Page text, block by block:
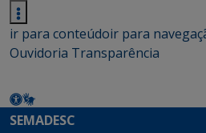
ir para conteúdoir para
Ouvidoria Transparência
SEMADESC